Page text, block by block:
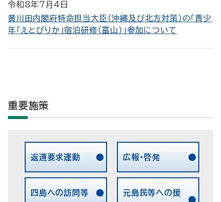
令和8年7月4日
黄川田内閣府特命担当大臣（沖縄及び北方対策）の「青少
年「えとぴりか」宿泊研修（富山）」参加について
重要施策
返還要求運動 広報・啓発
四島への訪問等
元島民等への援